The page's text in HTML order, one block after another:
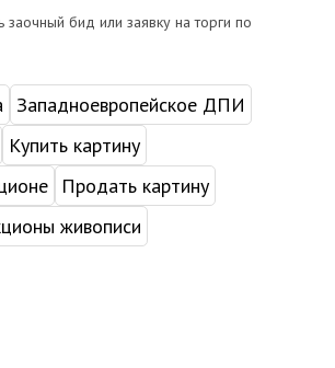
заочный бид или заявку на торги по
Западноевропейское ДПИ
Купить картину
Продать картину
живописи